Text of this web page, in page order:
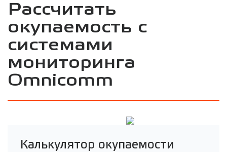
Рассчитать
окупаемость с
системами
мониторинга
Omnicomm
Калькулятор окупаемости